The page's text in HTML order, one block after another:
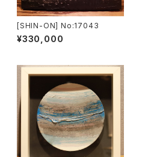
[SHIN-ON] No:17043
¥330,000